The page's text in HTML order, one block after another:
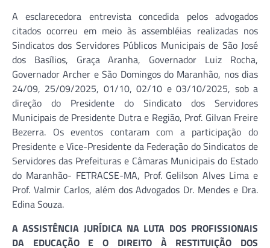
A esclarecedora entrevista concedida pelos advogados
citados ocorreu em meio às assembléias realizadas nos
Sindicatos dos Servidores Públicos Municipais de São José
dos Basílios, Graça Aranha, Governador Luiz Rocha,
Governador Archer e São Domingos do Maranhão, nos dias
24/09, 25/09/2025, 01/10, 02/10 e 03/10/2025, sob a
direção do Presidente do Sindicato dos Servidores
Municipais de Presidente Dutra e Região, Prof. Gilvan Freire
Bezerra. Os eventos contaram com a participação do
Presidente e Vice-Presidente da Federação do Sindicatos de
Servidores das Prefeituras e Câmaras Municipais do Estado
do Maranhão- FETRACSE-MA, Prof. Gelilson Alves Lima e
Prof. Valmir Carlos, além dos Advogados Dr. Mendes e Dra.
Edina Souza.
A ASSISTÊNCIA JURÍDICA NA LUTA DOS PROFISSIONAIS
DA EDUCAÇÃO E O DIREITO À RESTITUIÇÃO DOS